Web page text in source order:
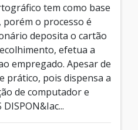
tem como base
porém o processo é
deposita o cartão
efetua a
empregado. Apesar de
prático, pois dispensa a
de computador e